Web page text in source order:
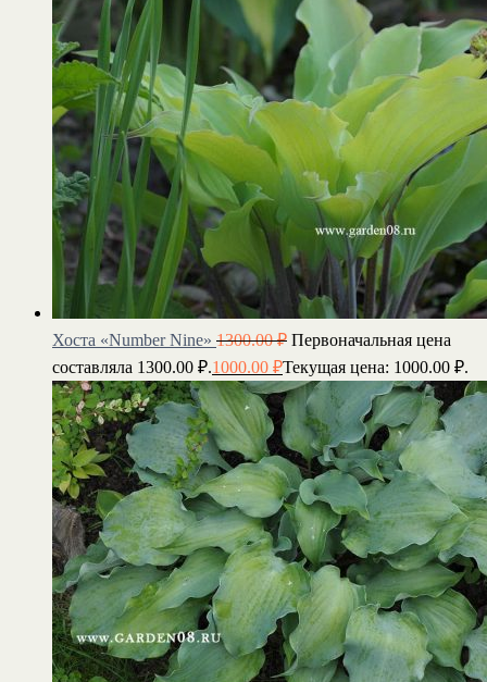
Хоста «Number Nine» 1300.00₽ Первоначальная цена
составляла 1300.00 ₽.1000.00 ₽Текущая цена: 1000.00 ₽.